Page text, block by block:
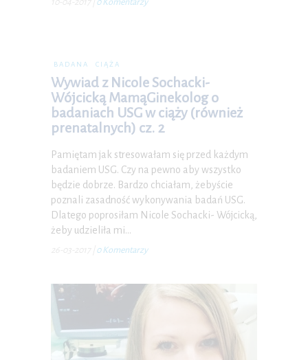
BADANA CIĄŻA
Wywiad z Nicole Sochacki-
Wójcicką MamąGinekolog o
badaniach USG w ciąży (również
prenatalnych) cz. 2
Pamiętam jak stresowałam się przed każdym
badaniem USG. Czy na pewno aby wszystko
będzie dobrze. Bardzo chciałam, żebyście
poznali zasadność wykonywania badań USG.
Dlatego poprosiłam Nicole Sochacki- Wójcicką,
żeby udzieliła mi…
26-03-2017 0 Komentarzy